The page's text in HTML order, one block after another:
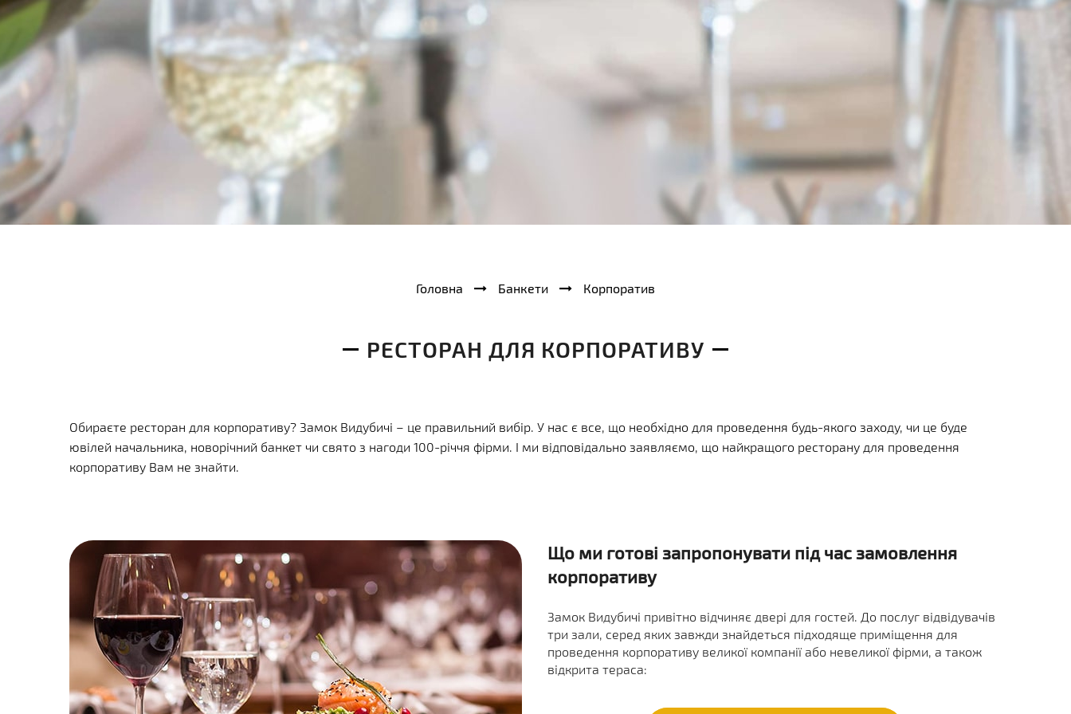
Головна Банкети Корпоратив
РЕСТОРАН ДЛЯ КОРПОРАТИВУ
Обираєте ресторан для корпоративу? Замок Видубичі – це правильний вибір. У нас є все, що необхідно для проведення будь-якого заходу, чи це буде
ювілей начальника, новорічний банкет чи свято з нагоди 100-річчя фірми. І ми відповідально заявляємо, що найкращого ресторану для проведення
корпоративу Вам не знайти.
Що ми готові запропонувати під час замовлення
корпоративу
Замок Видубичі привітно відчиняє двері для гостей. До послуг відвідувачів
три зали, серед яких завжди знайдеться підходяще приміщення для
проведення корпоративу великої компанії або невеликої фірми, а також
відкрита тераса: